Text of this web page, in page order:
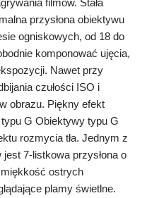
przysłona obiektywu
ogniskowych, od 18 do
komponować ujęcia,
Nawet przy
czułości ISO i
obrazu. Piękny efekt
G Obiektywy typu G
rozmycia tła. Jednym z
7-listkowa przysłona o
ostrych
plamy świetlne.